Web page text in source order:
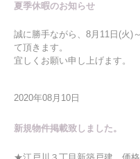
夏季休暇のお知らせ
誠に勝手ながら、8月11日(火)
て頂きます。
宜しくお願い申し上げます。
2020年08月10日
新規物件掲載致しました。